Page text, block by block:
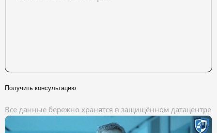
Получить консультацию
Все данные бережно хранятся в защищённом датацентре